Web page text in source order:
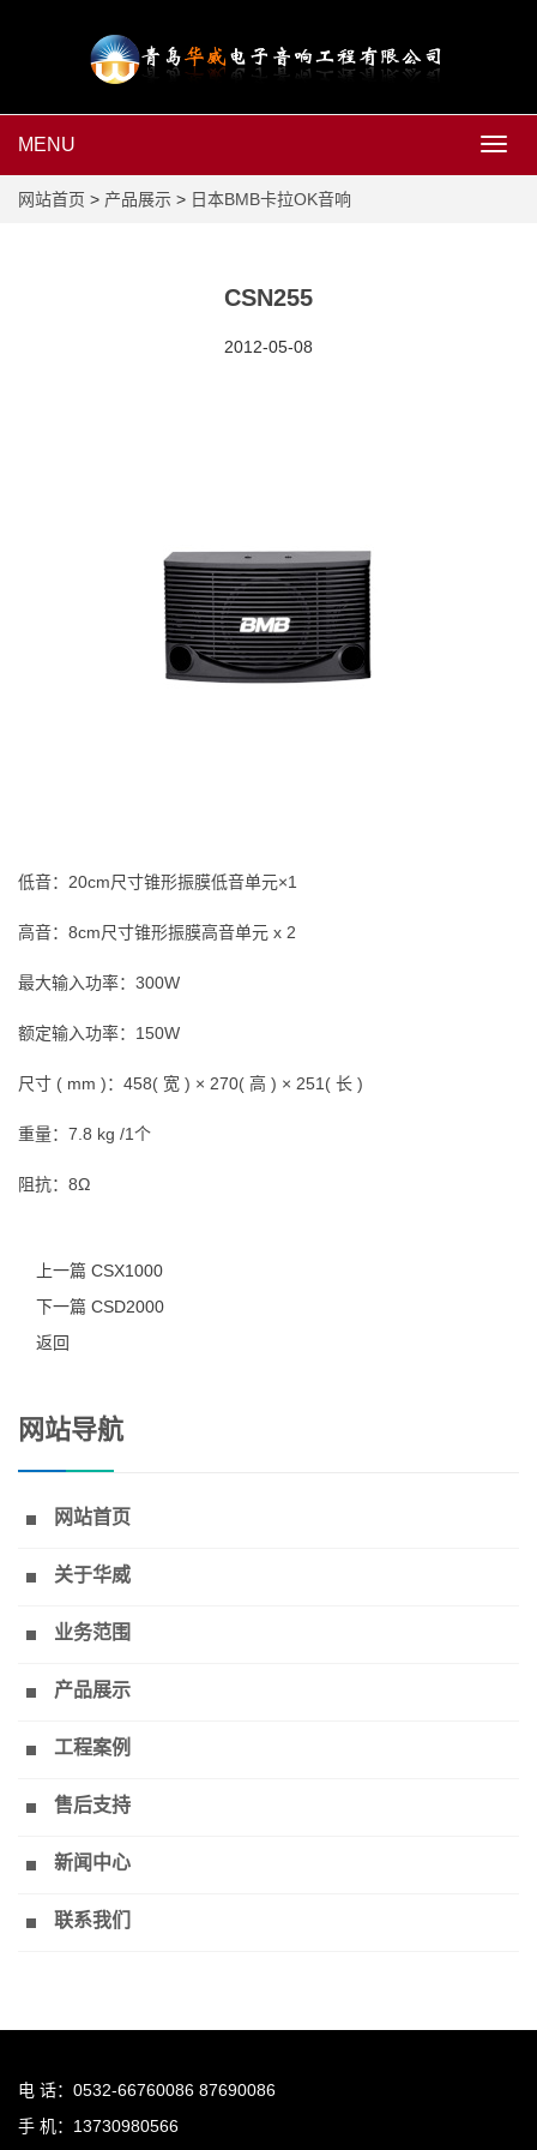
MENU
网站首页 > 产品展示 > 日本BMB卡拉OK音响
CSN255
2012-05-08
低音：20cm尺寸锥形振膜低音单元×1
高音：8cm尺寸锥形振膜高音单元 x 2
最大输入功率：300W
额定输入功率：150W
尺寸 ( mm )：458( 宽 ) × 270( 高 ) × 251( 长 )
重量：7.8 kg /1个
阻抗：8Ω
上一篇 CSX1000
下一篇 CSD2000
返回
网站导航
网站首页
关于华威
业务范围
产品展示
工程案例
售后支持
新闻中心
联系我们
电 话：0532-66760086 87690086
手 机：13730980566